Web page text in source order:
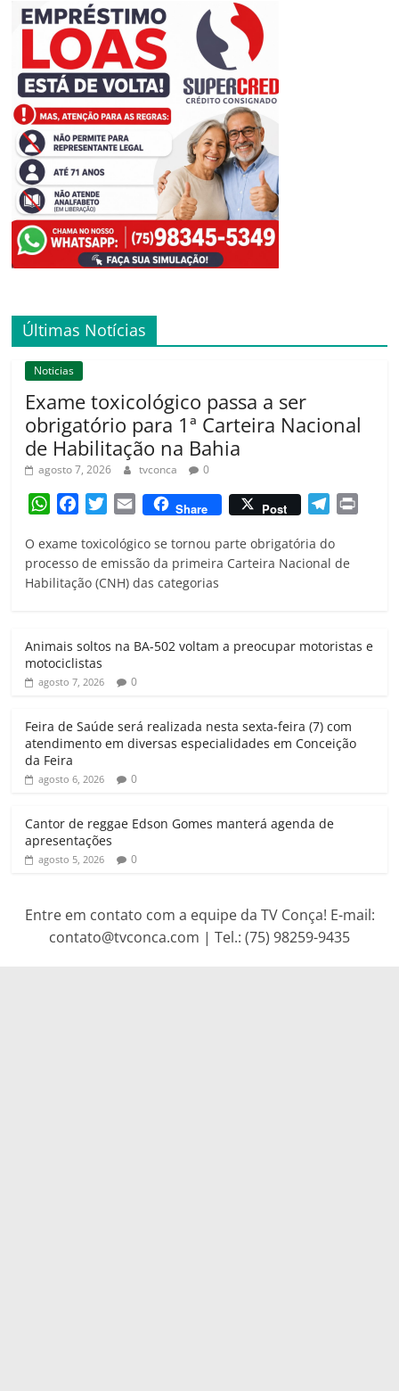
Últimas Notícias
Noticias
Exame toxicológico passa a ser
obrigatório para 1ª Carteira Nacional
de Habilitação na Bahia
agosto 7, 2026 tvconca 0
W
a
t
s
p
c
e
b
k
i
t
t
a
i
l
Share Post
l
e
m
O exame toxicológico se tornou parte obrigatória do
processo de emissão da primeira Carteira Nacional de
Habilitação (CNH) das categorias
Animais soltos na BA-502 voltam a preocupar motoristas e
motociclistas
agosto 7, 2026 0
Feira de Saúde será realizada nesta sexta-feira (7) com
atendimento em diversas especialidades em Conceição
da Feira
agosto 6, 2026 0
Cantor de reggae Edson Gomes manterá agenda de
apresentações
agosto 5, 2026 0
Entre em contato com a equipe da TV Conça! E-mail:
contato@tvconca.com | Tel.: (75) 98259-9435